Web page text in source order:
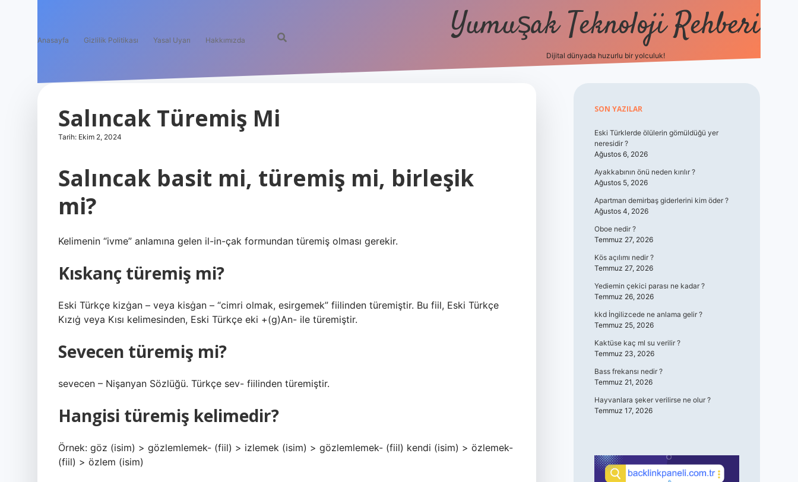
Anasayfa Gizlilik Politikası Yasal Uyarı Hakkımızda Yumuşak Teknoloji Rehberi
Dijital dünyada huzurlu bir yolculuk!
Salıncak Türemiş Mi
Tarih: Ekim 2, 2024
Salıncak basit mi, türemiş mi, birleşik
mi?
Kelimenin “ivme” anlamına gelen il-in-çak formundan türemiş olması gerekir.
Kıskanç türemiş mi?
Eski Türkçe kizġan – veya kisġan – “cimri olmak, esirgemek” fiilinden türemiştir. Bu fiil, Eski Türkçe
Kızıġ veya Kısı kelimesinden, Eski Türkçe eki +(g)An- ile türemiştir.
Sevecen türemiş mi?
sevecen – Nişanyan Sözlüğü. Türkçe sev- fiilinden türemiştir.
Hangisi türemiş kelimedir?
Örnek: göz (isim) > gözlemlemek- (fiil) > izlemek (isim) > gözlemlemek- (fiil) kendi (isim) > özlemek-
(fiil) > özlem (isim)
Sidebar
SON YAZILAR
Eski Türklerde ölülerin gömüldüğü yer
neresidir ?
Ağustos 6, 2026
Ayakkabının önü neden kırılır ?
Ağustos 5, 2026
Apartman demirbaş giderlerini kim öder ?
Ağustos 4, 2026
Oboe nedir ?
Temmuz 27, 2026
Kös açılımı nedir ?
Temmuz 27, 2026
Yediemin çekici parası ne kadar ?
Temmuz 26, 2026
kkd İngilizcede ne anlama gelir ?
Temmuz 25, 2026
Kaktüse kaç ml su verilir ?
Temmuz 23, 2026
Bass frekansı nedir ?
Temmuz 21, 2026
Hayvanlara şeker verilirse ne olur ?
Temmuz 17, 2026